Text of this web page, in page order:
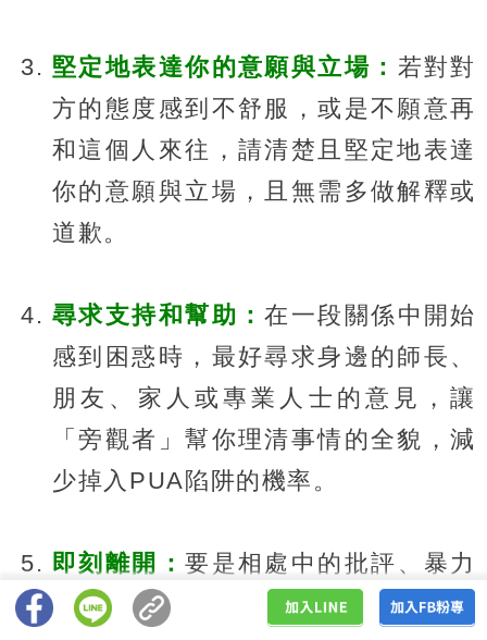
堅定地表達你的意願與立場： 若對對
方的態度感到不舒服，或是不願意再
和這個人來往，請清楚且堅定地表達
你的意願與立場，且無需多做解釋或
道歉。
尋求支持和幫助：在一段關係中開始
感到困惑時，最好尋求身邊的師長、
朋友、家人或專業人士的意見，讓
「旁觀者」幫你理清事情的全貌，減
少掉入PUA陷阱的機率。
即刻離開：要是相處中的批評、暴力
行為開始變得失控，就要立刻離開現